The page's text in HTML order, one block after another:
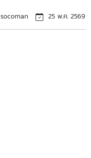
socoman 25 พ.ค. 2569